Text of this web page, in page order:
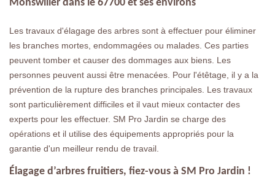
Monswiller dans le 67700 et ses environs
Les travaux d'élagage des arbres sont à effectuer pour éliminer
les branches mortes, endommagées ou malades. Ces parties
peuvent tomber et causer des dommages aux biens. Les
personnes peuvent aussi être menacées. Pour l'étêtage, il y a la
prévention de la rupture des branches principales. Les travaux
sont particulièrement difficiles et il vaut mieux contacter des
experts pour les effectuer. SM Pro Jardin se charge des
opérations et il utilise des équipements appropriés pour la
garantie d'un meilleur rendu de travail.
Élagage d’arbres fruitiers, fiez-vous à SM Pro Jardin !